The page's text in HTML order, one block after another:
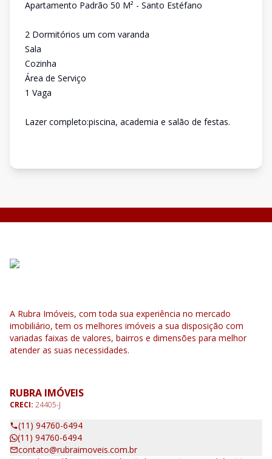
Apartamento Padrão 50 M² - Santo Estéfano
2 Dormitórios um com varanda
Sala
Cozinha
Área de Serviço
1 Vaga
Lazer completo:piscina, academia e salão de festas.
A Rubra Imóveis, com toda sua experiência no mercado
imobiliário, tem os melhores imóveis a sua disposição com
variadas faixas de valores, bairros e dimensões para melhor
atender as suas necessidades.
RUBRA IMÓVEIS
CRECI: 24405-J
(11) 94760-6494
(11) 94760-6494
contato@rubraimoveis.com.br